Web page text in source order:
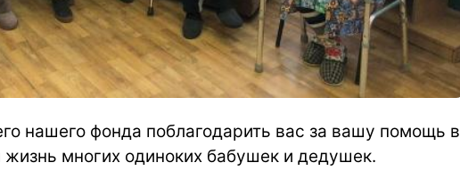
нашего фонда поблагодарить вас за вашу помощь в
многих одиноких бабушек и дедушек.